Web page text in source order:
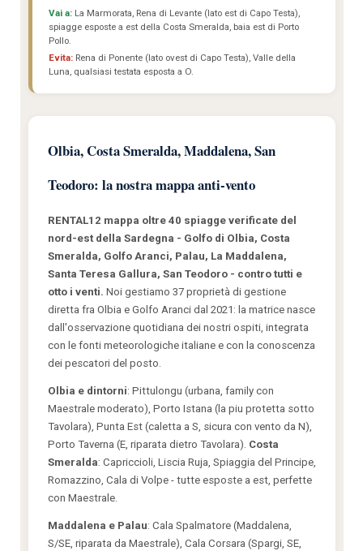
Vai a:La Marmorata, Rena di Levante (lato est di Capo Testa),
spiagge esposte a est della Costa Smeralda, baia est di Porto
Pollo.
Evita:Rena di Ponente (lato ovest di Capo Testa), Valle della
Luna, qualsiasi testata esposta a O.
Olbia, Costa Smeralda, Maddalena, San
Teodoro: la nostra mappa anti-vento
RENTAL12 mappa oltre 40 spiagge verificate del
nord-est della Sardegna - Golfo di Olbia, Costa
Smeralda, Golfo Aranci, Palau, La Maddalena,
Santa Teresa Gallura, San Teodoro - contro tutti e
otto i venti. Noi gestiamo 37 proprietà di gestione
diretta fra Olbia e Golfo Aranci dal 2021: la matrice nasce
dall'osservazione quotidiana dei nostri ospiti, integrata
con le fonti meteorologiche italiane e con la conoscenza
dei pescatori del posto.
Olbia e dintorni: Pittulongu (urbana, family con
Maestrale moderato), Porto Istana (la piu protetta sotto
Tavolara), Punta Est (caletta a S, sicura con vento da N),
Porto Taverna (E, riparata dietro Tavolara). Costa
Smeralda: Capriccioli, Liscia Ruja, Spiaggia del Principe,
Romazzino, Cala di Volpe - tutte esposte a est, perfette
con Maestrale.
Maddalena e Palau: Cala Spalmatore (Maddalena,
S/SE, riparata da Maestrale), Cala Corsara (Spargi, SE,